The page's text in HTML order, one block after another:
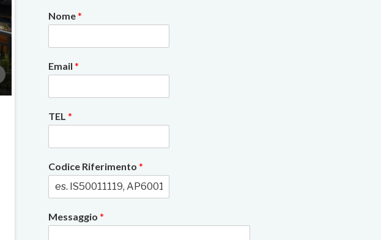
Nome*
Email*
TEL*
Codice Riferimento*
Messaggio*